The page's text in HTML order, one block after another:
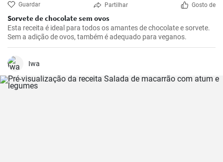
Guardar Partilhar Gosto de
Sorvete de chocolate sem ovos
Esta receita é ideal para todos os amantes de chocolate e sorvete.
Sem a adição de ovos, também é adequado para veganos.
Iwa